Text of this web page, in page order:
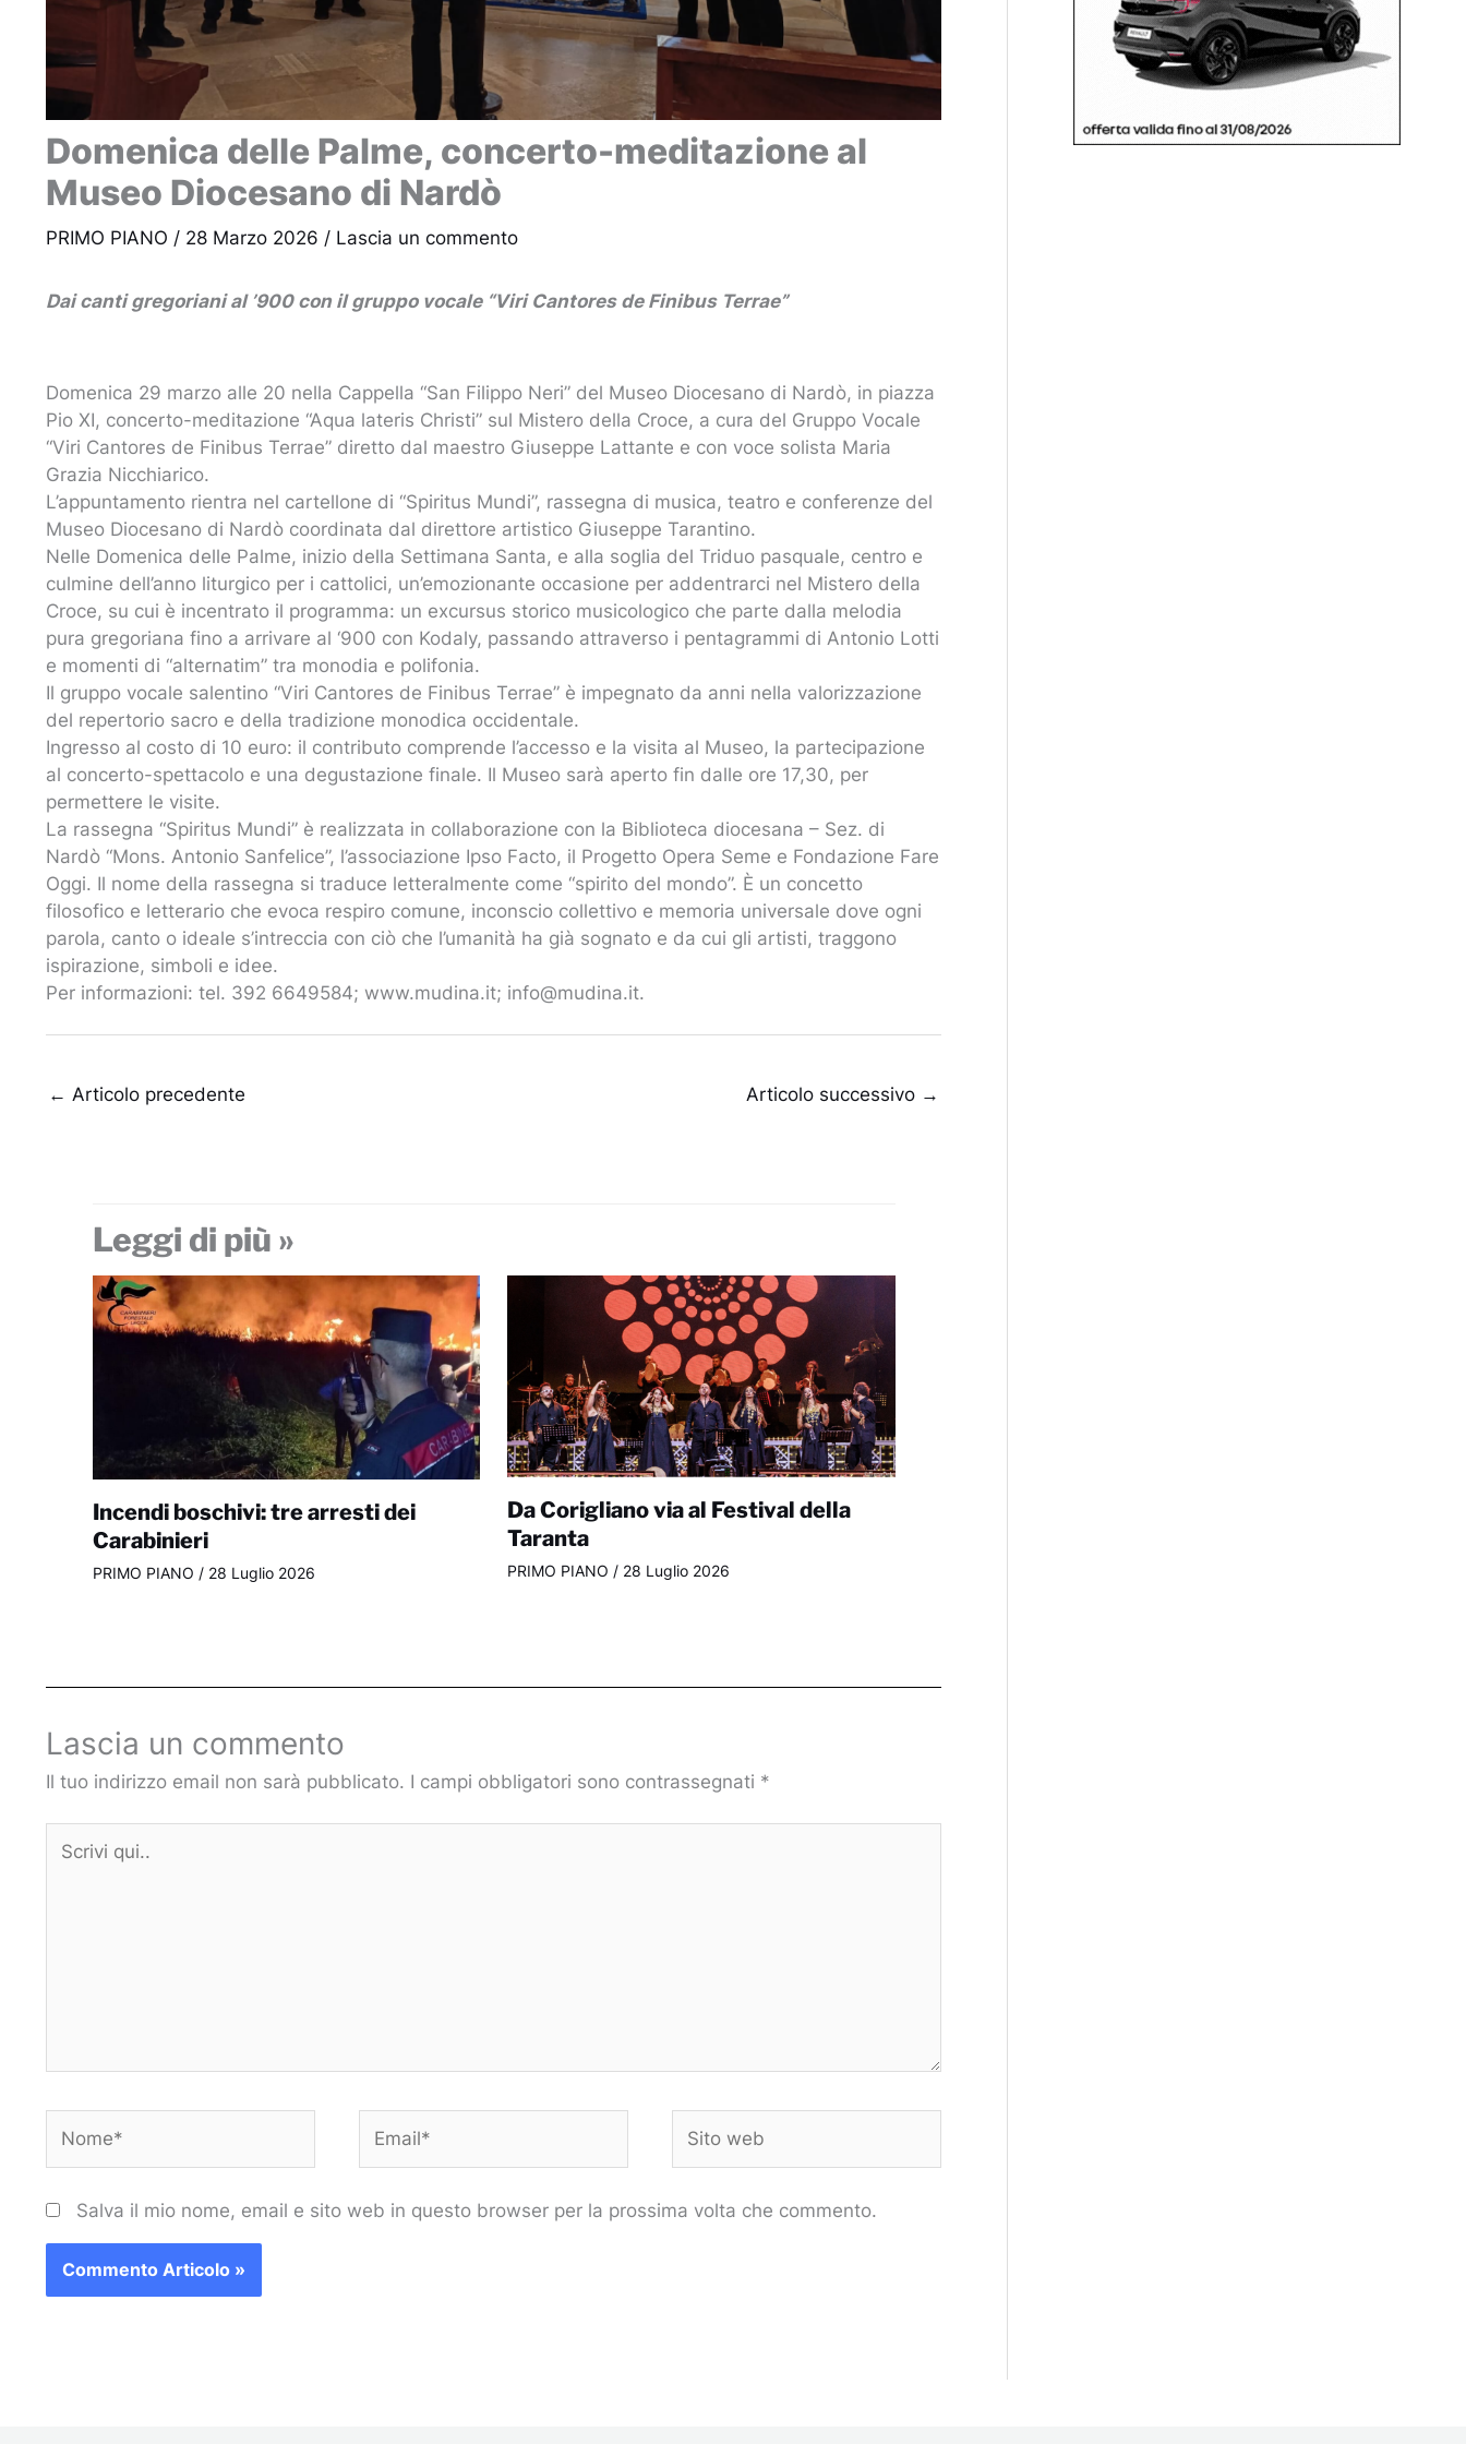
Domenica delle Palme, concerto-meditazione al
Museo Diocesano di Nardò
PRIMO PIANO / 28 Marzo 2026 / Lascia un commento
Dai canti gregoriani al ’900 con il gruppo vocale “Viri Cantores de Finibus Terrae”
Domenica 29 marzo alle 20 nella Cappella “San Filippo Neri” del Museo Diocesano di Nardò, in piazza
Pio XI, concerto-meditazione “Aqua lateris Christi” sul Mistero della Croce, a cura del Gruppo Vocale
“Viri Cantores de Finibus Terrae” diretto dal maestro Giuseppe Lattante e con voce solista Maria
Grazia Nicchiarico.
L’appuntamento rientra nel cartellone di “Spiritus Mundi”, rassegna di musica, teatro e conferenze del
Museo Diocesano di Nardò coordinata dal direttore artistico Giuseppe Tarantino.
Nelle Domenica delle Palme, inizio della Settimana Santa, e alla soglia del Triduo pasquale, centro e
culmine dell’anno liturgico per i cattolici, un’emozionante occasione per addentrarci nel Mistero della
Croce, su cui è incentrato il programma: un excursus storico musicologico che parte dalla melodia
pura gregoriana fino a arrivare al ‘900 con Kodaly, passando attraverso i pentagrammi di Antonio Lotti
e momenti di “alternatim” tra monodia e polifonia.
Il gruppo vocale salentino “Viri Cantores de Finibus Terrae” è impegnato da anni nella valorizzazione
del repertorio sacro e della tradizione monodica occidentale.
Ingresso al costo di 10 euro: il contributo comprende l’accesso e la visita al Museo, la partecipazione
al concerto-spettacolo e una degustazione finale. Il Museo sarà aperto fin dalle ore 17,30, per
permettere le visite.
La rassegna “Spiritus Mundi” è realizzata in collaborazione con la Biblioteca diocesana – Sez. di
Nardò “Mons. Antonio Sanfelice”, l’associazione Ipso Facto, il Progetto Opera Seme e Fondazione Fare
Oggi. Il nome della rassegna si traduce letteralmente come “spirito del mondo”. È un concetto
filosofico e letterario che evoca respiro comune, inconscio collettivo e memoria universale dove ogni
parola, canto o ideale s’intreccia con ciò che l’umanità ha già sognato e da cui gli artisti, traggono
ispirazione, simboli e idee.
Per informazioni: tel. 392 6649584; www.mudina.it; info@mudina.it.
← Articolo precedente Articolo successivo →
Leggi di più »
Incendi boschivi: tre arresti dei
Carabinieri
PRIMO PIANO / 28 Luglio 2026
Da Corigliano via al Festival della
Taranta
PRIMO PIANO / 28 Luglio 2026
Lascia un commento
Il tuo indirizzo email non sarà pubblicato. I campi obbligatori sono contrassegnati *
qui..
web
Salva il mio nome, email e sito web in questo browser per la prossima volta che commento.